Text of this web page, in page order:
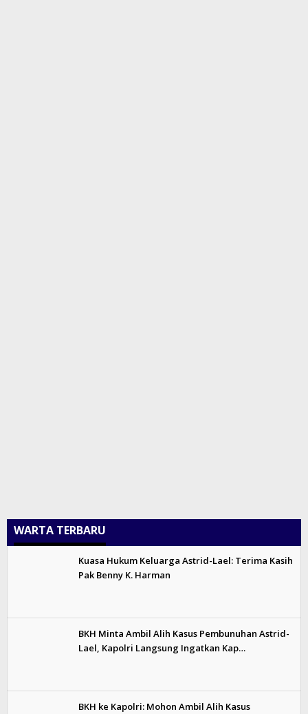
WARTA TERBARU
Kuasa Hukum Keluarga Astrid-Lael: Terima Kasih
Pak Benny K. Harman
BKH Minta Ambil Alih Kasus Pembunuhan Astrid-
Lael, Kapolri Langsung Ingatkan Kap…
BKH ke Kapolri: Mohon Ambil Alih Kasus